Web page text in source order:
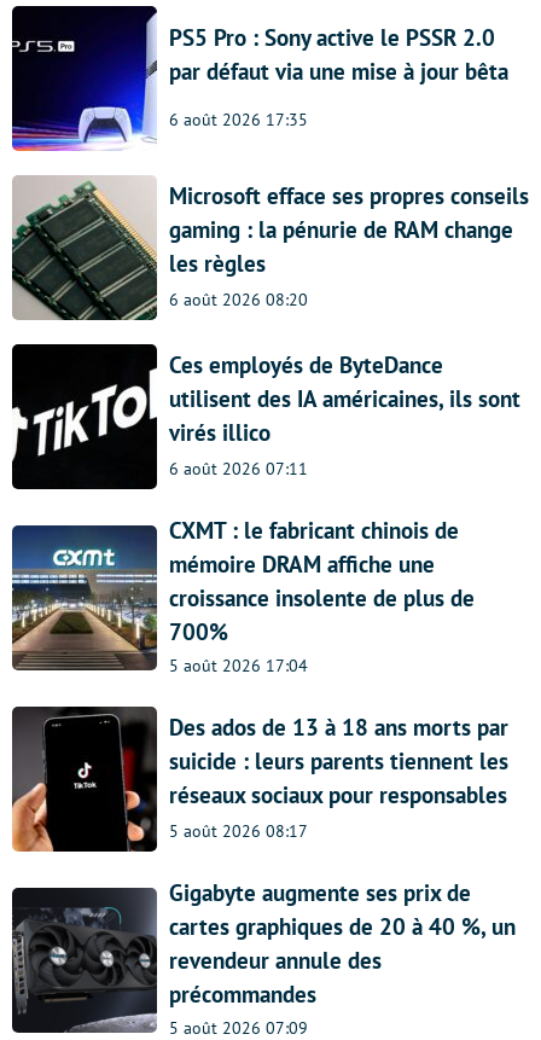
PS5 Pro : Sony active le PSSR 2.0
par défaut via une mise à jour bêta
6 août 2026 17:35
Microsoft efface ses propres conseils
gaming : la pénurie de RAM change
les règles
6 août 2026 08:20
Ces employés de ByteDance
utilisent des IA américaines, ils sont
virés illico
6 août 2026 07:11
CXMT : le fabricant chinois de
mémoire DRAM affiche une
croissance insolente de plus de
700%
5 août 2026 17:04
Des ados de 13 à 18 ans morts par
suicide : leurs parents tiennent les
réseaux sociaux pour responsables
5 août 2026 08:17
Gigabyte augmente ses prix de
cartes graphiques de 20 à 40 %, un
revendeur annule des
précommandes
5 août 2026 07:09